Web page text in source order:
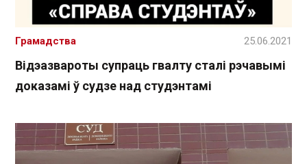
Відэазвароты супраць гвалту сталі рэчавымі
доказамі ў судзе над студэнтамі
Грамадства 25.06.2021